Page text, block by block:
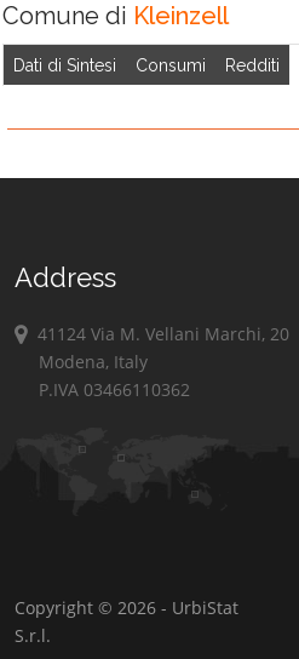
Comune di Kleinzell
Dati di Sintesi Consumi Redditi
Address
41124 Via M. Vellani Marchi, 20
Modena, Italy
P.IVA 03466110362
Copyright © 2026 - UrbiStat
S.r.l.